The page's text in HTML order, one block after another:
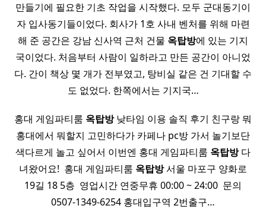
만들기에 필요한 기초 작업을 시작했다. 모두 군대동기이
자 입사동기들이었다. 회사가 1호 사내 벤처를 위해 마련
해 준 공간은 강남 신사역 근처 건물 옥탑방에 있는 기지
국이었다. 처음부터 사람이 일하라고 만든 공간이 아니었
다. 간이 책상 몇 개가 전부였고, 탕비실 같은 건 기대할 수
도 없었다. 한쪽에서는 기지국…
홍대 게임파티룸 옥탑방낮타임 이용 솔직 후기 친구랑 뭐
홍대에서 뭐할지 고민하다가 카페나 pc방 가서 놀기보단
색다르게 놀고 싶어서 이번엔 홍대 게임파티룸 옥탑방다
녀왔어요! ​ 홍대 게임파티룸 옥탑방서울 마포구 양화로
19길 18 5층 ​ 영업시간 연중무휴 00:00 ~ 24:00 ​ 문의
0507-1349-6254 홍대입구역 2번출구…